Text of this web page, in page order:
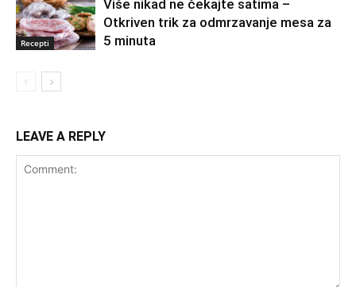
Recepti
Više nikad ne čekajte satima –
Otkriven trik za odmrzavanje mesa za
5 minuta
LEAVE A REPLY